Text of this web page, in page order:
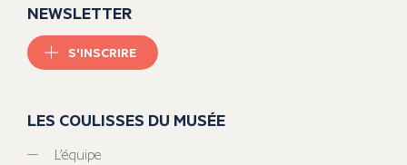
NEWSLETTER
S'INSCRIRE
LES COULISSES DU MUSÉE
L’équipe